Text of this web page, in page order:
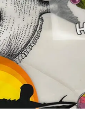
Nuovi